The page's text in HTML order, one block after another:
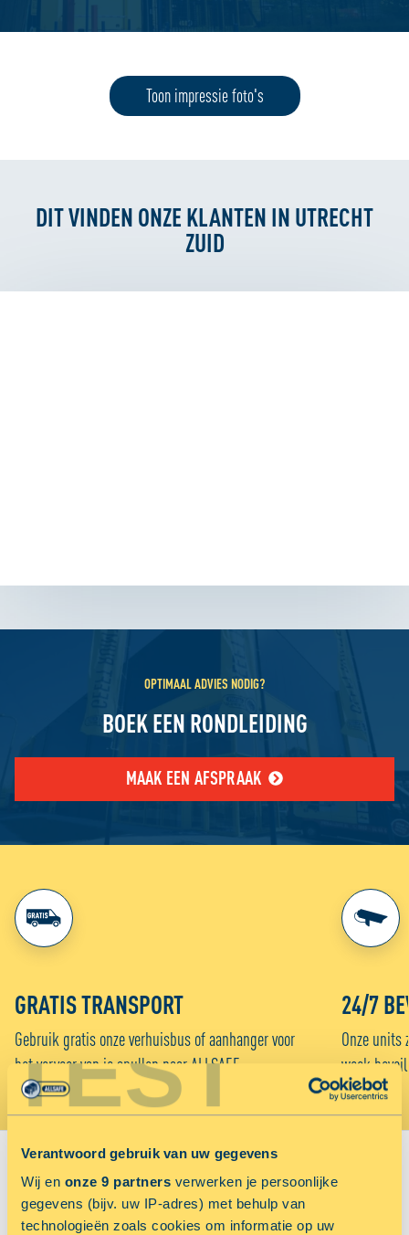
TEST
Verantwoord gebruik van uw gegevens
Wij en onze 9 partners verwerken je persoonlijke
gegevens (bijv. uw IP-adres) met behulp van
technologieën zoals cookies om informatie op uw
Toon impressie foto's
DIT VINDEN ONZE KLANTEN IN UTRECHT
ZUID
OPTIMAAL ADVIES NODIG?
BOEK EEN RONDLEIDING
MAAK EEN AFSPRAAK
GRATIS TRANSPORT
Gebruik gratis onze verhuisbus of aanhanger voor
het vervoer van je spullen naar ALLSAFE.
24/7
Onze units
week
VIND JOUW VESTIGING: